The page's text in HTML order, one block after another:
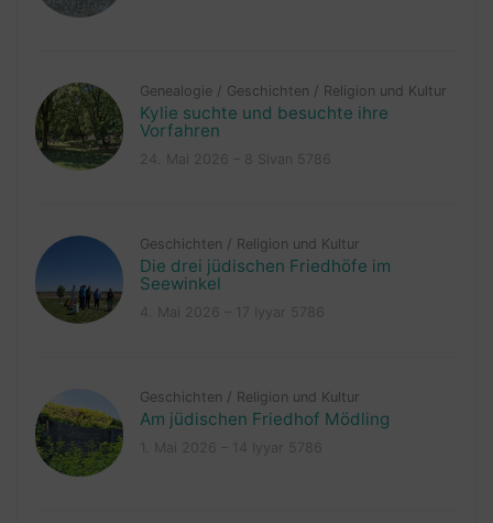
Genealogie / Geschichten / Religion und Kultur
Kylie suchte und besuchte ihre
Vorfahren
Geschichten / Religion und Kultur
Die drei jüdischen Friedhöfe im
Seewinkel
Geschichten / Religion und Kultur
Am jüdischen Friedhof Mödling